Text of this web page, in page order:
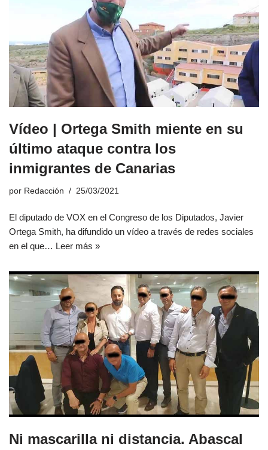
Vídeo | Ortega Smith miente en su
último ataque contra los
inmigrantes de Canarias
por Redacción 25/03/2021
El diputado de VOX en el Congreso de los Diputados, Javier
Ortega Smith, ha difundido un vídeo a través de redes sociales
en el que… Leer más »
Ni mascarilla ni distancia. Abascal